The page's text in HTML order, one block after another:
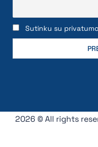
Sutinku su
2026 © All rights